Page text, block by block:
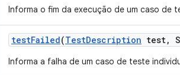
Informa o fim da execução de um caso de
testFailed(TestDescription test,
Informa a falha de um caso de teste